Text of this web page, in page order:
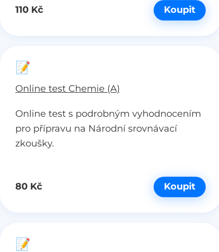
110 Kč Koupit
📝
Online test Chemie (A)
Online test s podrobným vyhodnocením
pro přípravu na Národní srovnávací
zkoušky.
80 Kč Koupit
📝